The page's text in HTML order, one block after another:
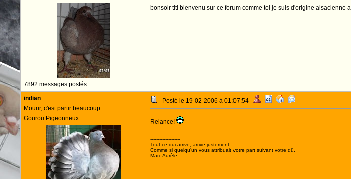
7892 messages postés
bonsoir titi bienvenu sur ce forum comme toi je suis d'origine alsacienne
indian
Mourir, c'est partir beaucoup.
Gourou Pigeonneux
Posté le 19-02-2006 à 01:07:54
Relance!
--------------------
Tout ce qui arrive, arrive justement.
Comme si quelqu'un vous attribuait votre part suivant votre dû.
Marc Aurèle